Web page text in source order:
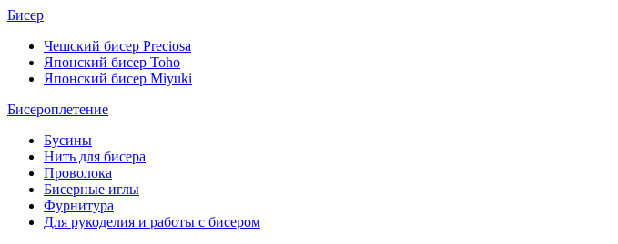
Бисер
Чешский бисер Preciosa
Японский бисер Toho
Японский бисер Miyuki
Бисероплетение
Бусины
Нить для бисера
Проволока
Бисерные иглы
Фурнитура
Для рукоделия и работы с бисером